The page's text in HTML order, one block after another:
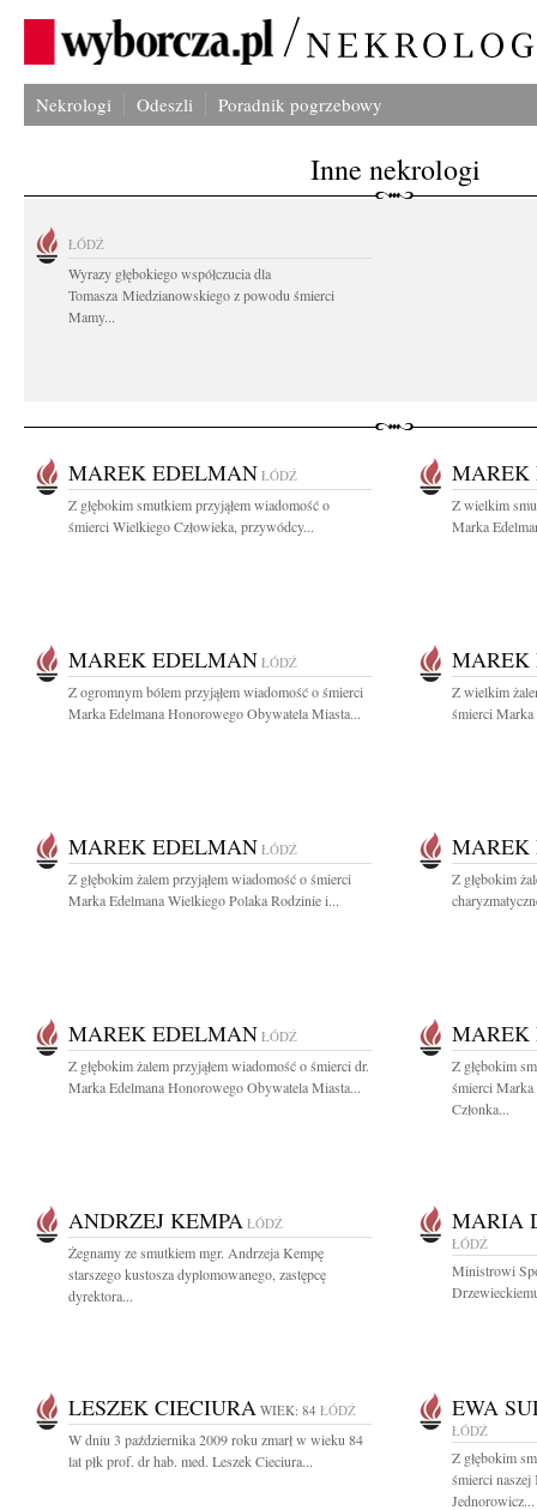
Nekrologi Odeszli Poradnik pogrzebowy
Inne nekrologi
ŁÓDŹ
Wyrazy głębokiego współczucia dla
Tomasza Miedzianowskiego z powodu śmierci
Mamy...
MAREK EDELMAN ŁÓDŹ
Z głębokim smutkiem przyjąłem wiadomość o
śmierci Wielkiego Człowieka, przywódcy...
MAREK
Z wielkim
Marka
MAREK EDELMAN ŁÓDŹ
Z ogromnym bólem przyjąłem wiadomość o śmierci
Marka Edelmana Honorowego Obywatela Miasta...
MAREK
Z wielkim
śmierci Marka
MAREK EDELMAN ŁÓDŹ
Z głębokim żalem przyjąłem wiadomość o śmierci
Marka Edelmana Wielkiego Polaka Rodzinie i...
MAREK
Z głębokim
MAREK EDELMAN ŁÓDŹ
Z głębokim żalem przyjąłem wiadomość o śmierci dr.
Marka Edelmana Honorowego Obywatela Miasta...
MAREK
Z głębokim
śmierci Marka
Członka...
ANDRZEJ KEMPA ŁÓDŹ
Żegnamy ze smutkiem mgr. Andrzeja Kempę
starszego kustosza dyplomowanego, zastępcę
dyrektora...
MARIA
ŁÓDŹ
Ministrowi
LESZEK CIECIURA WIEK: 84 ŁÓDŹ
W dniu 3 października 2009 roku zmarł w wieku 84
lat płk prof. dr hab. med. Leszek Cieciura...
EWA
ŁÓDŹ
Z głębokim
śmierci
Jednorowicz...